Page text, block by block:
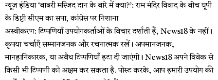
न्यूज़ इंडिया ‘बाबरी मस्जिद दान के बारे में क्या?’: राम मंदिर विवाद के बीच यूपी
के डिप्टी सीएम का सपा, कांग्रेस पर निशाना
अस्वीकरण: टिप्पणियाँ उपयोगकर्ताओं के विचार दर्शाती हैं, News18 के नहीं।
कृपया चर्चाएँ सम्मानजनक और रचनात्मक रखें। अपमानजनक,
मानहानिकारक, या अवैध टिप्पणियाँ हटा दी जाएंगी। News18 अपने विवेक से
किसी भी टिप्पणी को अक्षम कर सकता है. पोस्ट करके, आप हमारी उपयोग की